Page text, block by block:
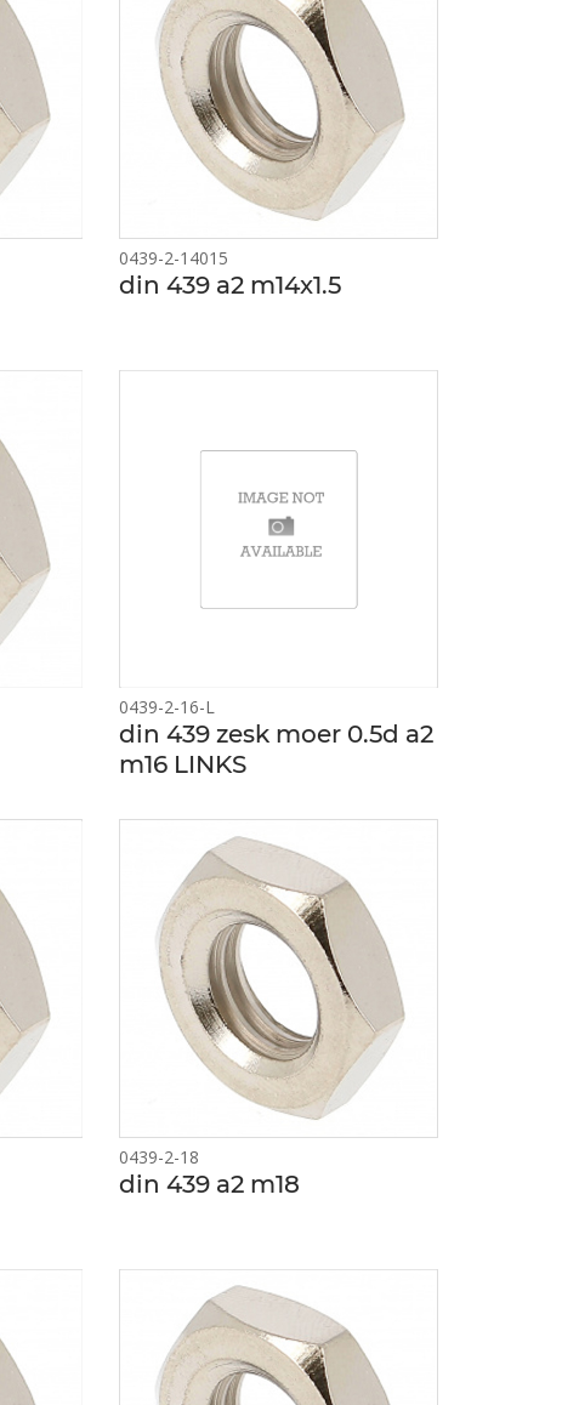
0439-2-14015
din 439 a2 m14x1.5
0439-2-16-L
din 439 zesk moer 0.5d a2
m16 LINKS
0439-2-18
din 439 a2 m18